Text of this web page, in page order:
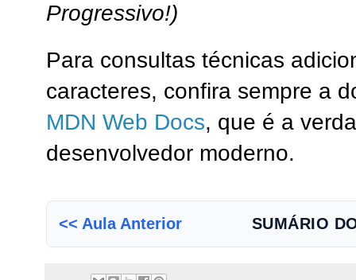
Progressivo!)
Para consultas técnicas
caracteres, confira sempre a
MDN Web Docs, que é a
desenvolvedor moderno.
<< Aula Anterior SUMÁRIO